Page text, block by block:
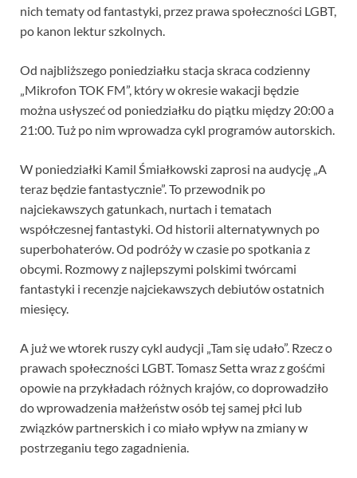
nich tematy od fantastyki, przez prawa społeczności LGBT,
po kanon lektur szkolnych.
Od najbliższego poniedziałku stacja skraca codzienny
„Mikrofon TOK FM”, który w okresie wakacji będzie
można usłyszeć od poniedziałku do piątku między 20:00 a
21:00. Tuż po nim wprowadza cykl programów autorskich.
W poniedziałki Kamil Śmiałkowski zaprosi na audycję „A
teraz będzie fantastycznie”. To przewodnik po
najciekawszych gatunkach, nurtach i tematach
współczesnej fantastyki. Od historii alternatywnych po
superbohaterów. Od podróży w czasie po spotkania z
obcymi. Rozmowy z najlepszymi polskimi twórcami
fantastyki i recenzje najciekawszych debiutów ostatnich
miesięcy.
A już we wtorek ruszy cykl audycji „Tam się udało”. Rzecz o
prawach społeczności LGBT. Tomasz Setta wraz z gośćmi
opowie na przykładach różnych krajów, co doprowadziło
do wprowadzenia małżeństw osób tej samej płci lub
związków partnerskich i co miało wpływ na zmiany w
postrzeganiu tego zagadnienia.